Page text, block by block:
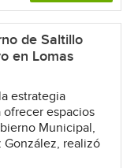
de Saltillo
en Lomas
estrategia
ofrecer espacios
Municipal,
realizó